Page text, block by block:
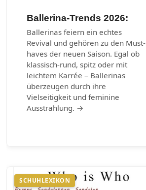
Ballerina-Trends 2026:
Ballerinas feiern ein echtes
Revival und gehören zu den Must-
haves der neuen Saison. Egal ob
klassisch-rund, spitz oder mit
leichtem Karrée – Ballerinas
überzeugen durch ihre
Vielseitigkeit und feminine
Ausstrahlung. →
SCHUHLEXIKON